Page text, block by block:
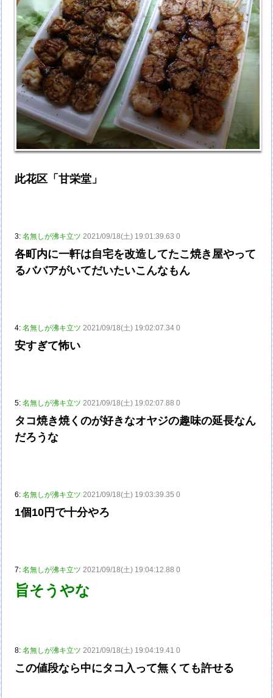
此花区「甘栄堂」
3:名無しが沸キ立ツ 2021/09/18(土) 19:01:39.63 0
各町内に一軒は自宅を改造してたこ焼き屋やって
るババアがいてだいたいこんなもん
4:名無しが沸キ立ツ 2021/09/18(土) 19:02:07.34 0
安すぎて怖い
5:名無しが沸キ立ツ 2021/09/18(土) 19:02:07.88 0
タコ焼き焼くのが好きなオヤジの趣味の延長なん
だろうな
6:名無しが沸キ立ツ 2021/09/18(土) 19:03:39.35 0
1個10円で十分やろ
7:名無しが沸キ立ツ 2021/09/18(土) 19:04:12.88 0
旨そうやな
8:名無しが沸キ立ツ 2021/09/18(土) 19:04:19.41 0
この値段なら中にタコ入って無くても許せる